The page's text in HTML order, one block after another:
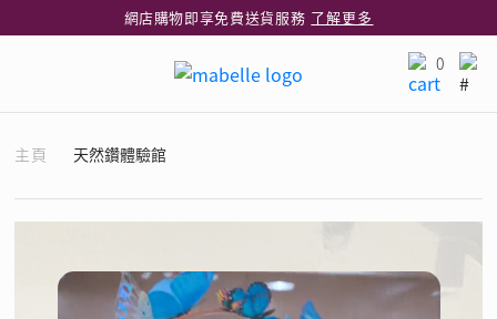
網店購物即享免費送貨服務 了解更多
了解更多
0
主頁 天然鑽體驗館